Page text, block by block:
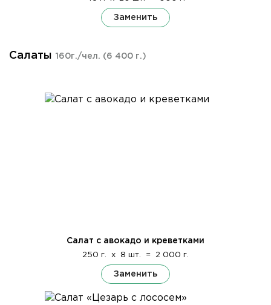
Заменить
Салаты 160г./чел. (6 400 г.)
Салат с авокадо и креветками
250 г. x 8 шт. = 2 000 г.
Заменить